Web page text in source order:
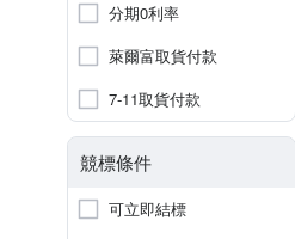
分期0利率
萊爾富取貨付款
7-11取貨付款
競標條件
可立即結標